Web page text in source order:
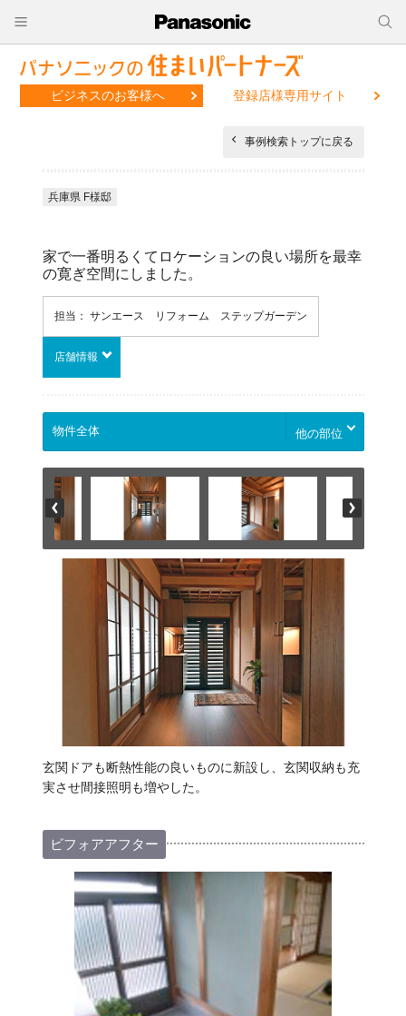
ビジネスのお客様へ 登録店様専用サイト
事例検索トップに戻る
兵庫県 F様邸
家で一番明るくてロケーションの良い場所を最幸
の寛ぎ空間にしました。
担当： サンエース リフォーム ステップガーデン
店舗情報
他の部位
玄関ドアも断熱性能の良いものに新設し、玄関収納も充
実させ間接照明も増やした。
ビフォアアフター